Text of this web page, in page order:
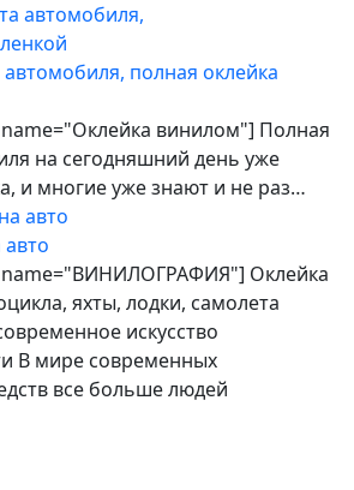
полная оклейка
винилом"] Полная
на сегодняшний день уже
и многие уже знают и не раз…
Оклейка
яхты, лодки, самолета
искусство
В мире современных
все больше людей